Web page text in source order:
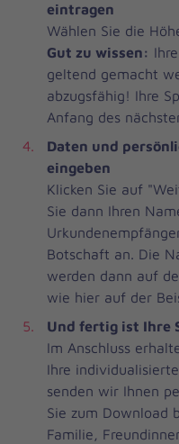
eintragen
Wählen Sie die
Gut zu wissen:
geltend gemacht
abzugsfähig! Ihre
Anfang des
Daten und
eingeben
Klicken Sie auf
Sie dann Ihren
Botschaft an. Die
werden dann auf
wie hier auf der
Und fertig ist Ihre
Im Anschluss
Ihre
senden wir Ihnen
Sie zum Download
Familie,